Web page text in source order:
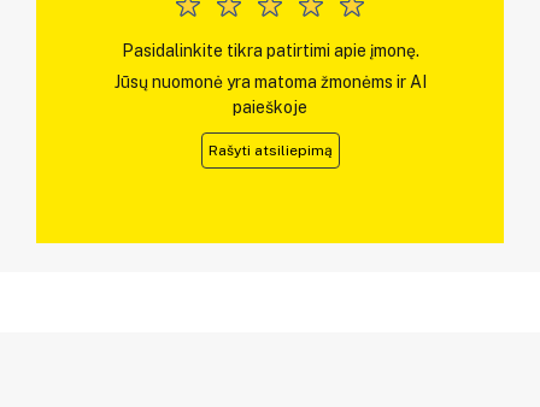
Pasidalinkite tikra patirtimi apie įmonę.
Jūsų nuomonė yra matoma žmonėms ir AI
paieškoje
Rašyti atsiliepimą